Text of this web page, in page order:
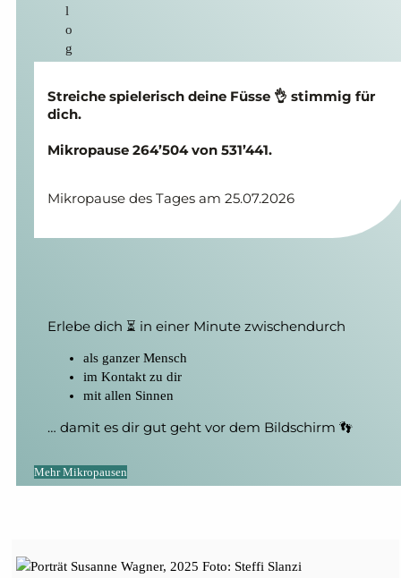
l
o
g
Streiche spielerisch deine Füsse 👌 stimmig für
dich.
Mikropause 264’504 von 531’441.
Mikropause des Tages am 25.07.2026
Erlebe dich ⏳ in einer Minute zwischendurch
als ganzer Mensch
im Kontakt zu dir
mit allen Sinnen
… damit es dir gut geht vor dem Bildschirm 👣
Mehr Mikropausen